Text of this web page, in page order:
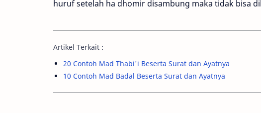
Artikel Terkait :
20 Contoh Mad Thabi'i Beserta Surat dan Ayatnya
10 Contoh Mad Badal Beserta Surat dan Ayatnya